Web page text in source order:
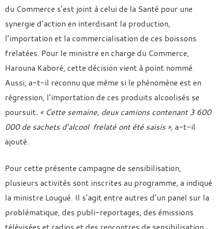
du Commerce s’est joint à celui de la Santé pour une
synergie d’action en interdisant la production,
l’importation et la commercialisation de ces boissons
frelatées. Pour le ministre en charge du Commerce,
Harouna Kaboré, cette décision vient à point nommé.
Aussi, a-t-il reconnu que même si le phénomène est en
régression, l’importation de ces produits alcoolisés se
poursuit. « Cette semaine, deux camions contenant 3 600
000 de sachets d’alcool frelaté ont été saisis », a-t-il
ajouté.
Pour cette présente campagne de sensibilisation,
plusieurs activités sont inscrites au programme, a indiqué
la ministre Lougué. Il s’agit entre autres d’un panel sur la
problématique, des publi-reportages, des émissions